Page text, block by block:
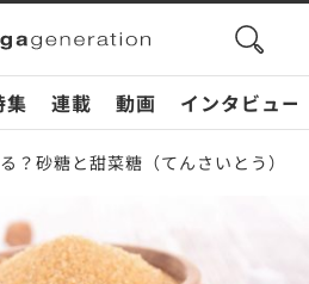
search
集 連載 動画 インタビュー
？砂糖と甜菜糖（てんさいとう）